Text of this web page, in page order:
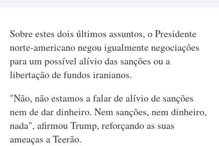
Sobre estes dois últimos assuntos, o Presidente
norte-americano negou igualmente negociações
para um possível alívio das sanções ou a
libertação de fundos iranianos.
"Não, não estamos a falar de alívio de sanções
nem de dar dinheiro. Nem sanções, nem dinheiro,
nada", afirmou Trump, reforçando as suas
ameaças a Teerão.